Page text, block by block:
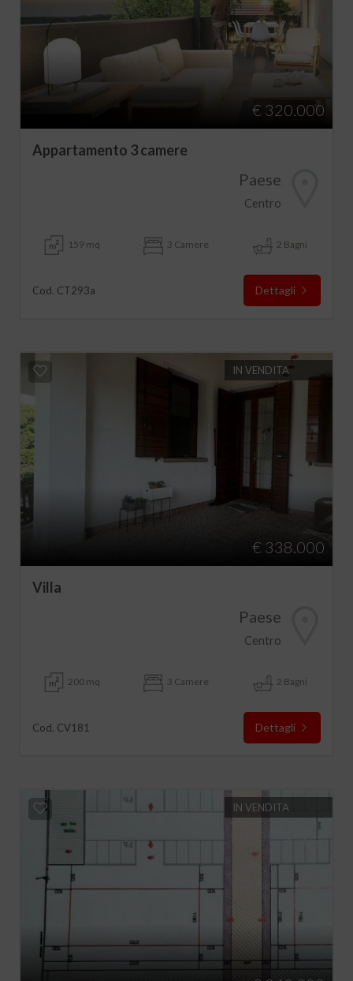
€ 320.000
Appartamento 3 camere
Paese
Centro
159 mq 3 Camere 2 Bagni
Cod. CT293a Dettagli
IN VENDITA
€ 338.000
Villa
Paese
Centro
200 mq 3 Camere 2 Bagni
Cod. CV181 Dettagli
IN VENDITA